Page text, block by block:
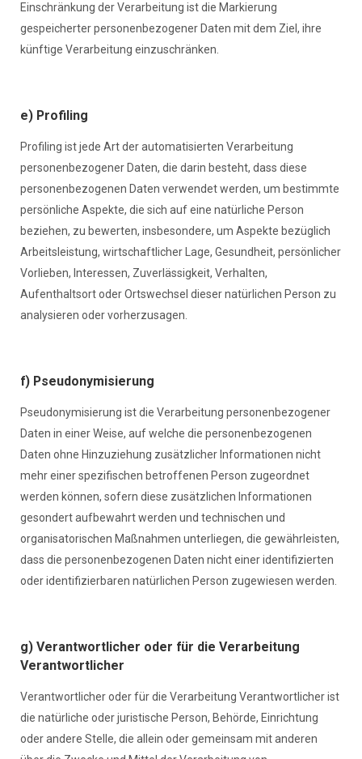
Einschränkung der Verarbeitung ist die Markierung
gespeicherter personenbezogener Daten mit dem Ziel, ihre
künftige Verarbeitung einzuschränken.
e) Profiling
Profiling ist jede Art der automatisierten Verarbeitung
personenbezogener Daten, die darin besteht, dass diese
personenbezogenen Daten verwendet werden, um bestimmte
persönliche Aspekte, die sich auf eine natürliche Person
beziehen, zu bewerten, insbesondere, um Aspekte bezüglich
Arbeitsleistung, wirtschaftlicher Lage, Gesundheit, persönlicher
Vorlieben, Interessen, Zuverlässigkeit, Verhalten,
Aufenthaltsort oder Ortswechsel dieser natürlichen Person zu
analysieren oder vorherzusagen.
f) Pseudonymisierung
Pseudonymisierung ist die Verarbeitung personenbezogener
Daten in einer Weise, auf welche die personenbezogenen
Daten ohne Hinzuziehung zusätzlicher Informationen nicht
mehr einer spezifischen betroffenen Person zugeordnet
werden können, sofern diese zusätzlichen Informationen
gesondert aufbewahrt werden und technischen und
organisatorischen Maßnahmen unterliegen, die gewährleisten,
dass die personenbezogenen Daten nicht einer identifizierten
oder identifizierbaren natürlichen Person zugewiesen werden.
g) Verantwortlicher oder für die Verarbeitung
Verantwortlicher
Verantwortlicher oder für die Verarbeitung Verantwortlicher ist
die natürliche oder juristische Person, Behörde, Einrichtung
oder andere Stelle, die allein oder gemeinsam mit anderen